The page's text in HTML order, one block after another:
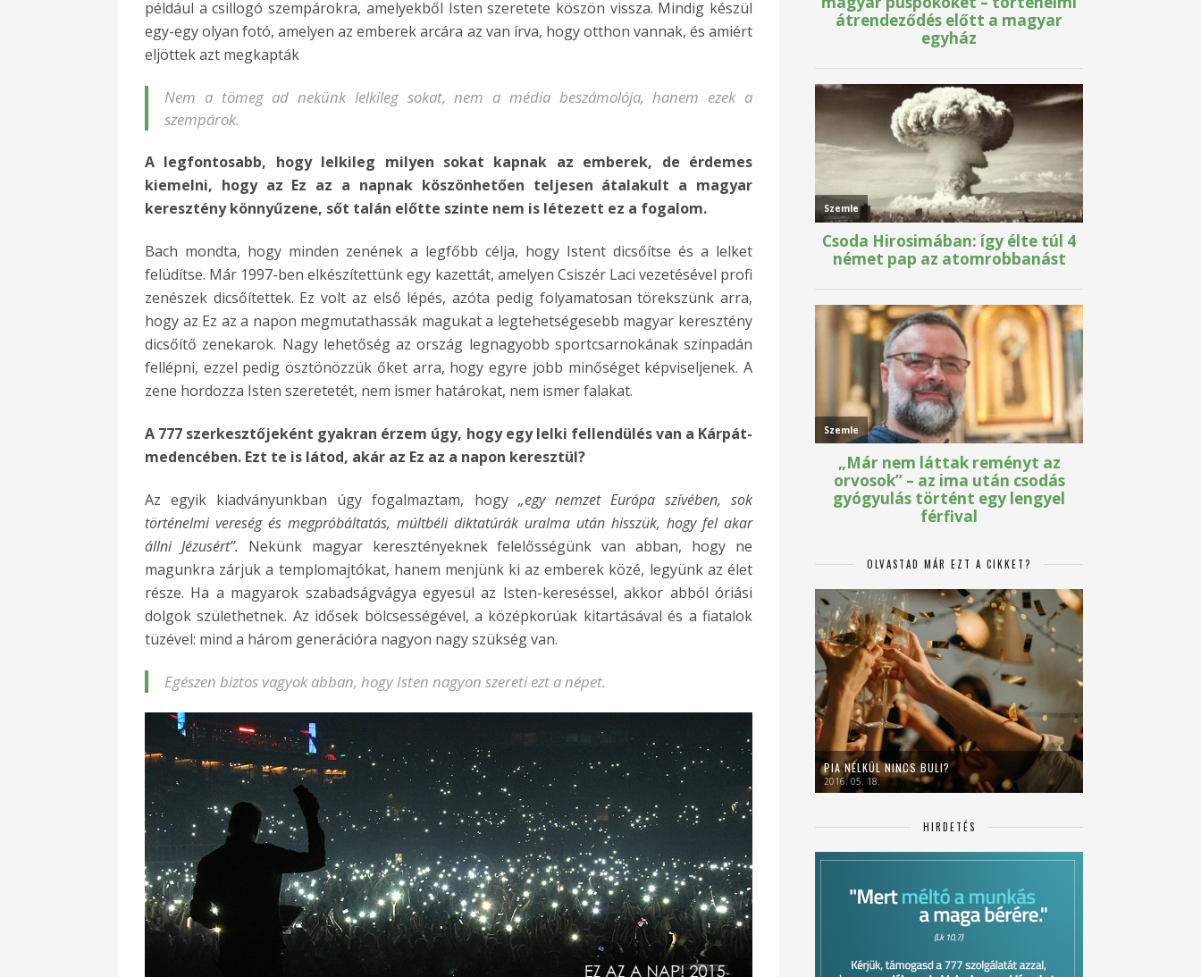
például a csillogó szempárokra, amelyekből Isten szeretete köszön vissza. Mindig készül
egy-egy olyan fotó, amelyen az emberek arcára az van írva, hogy otthon vannak, és amiért
eljöttek azt megkapták
Nem a tömeg ad nekünk lelkileg sokat, nem a média beszámolója, hanem ezek a
szempárok.
A legfontosabb, hogy lelkileg milyen sokat kapnak az emberek, de érdemes
kiemelni, hogy az Ez az a napnak köszönhetően teljesen átalakult a magyar
keresztény könnyűzene, sőt talán előtte szinte nem is létezett ez a fogalom.
Bach mondta, hogy minden zenének a legfőbb célja, hogy Istent dicsőítse és a lelket
felüdítse. Már 1997-ben elkészítettünk egy kazettát, amelyen Csiszér Laci vezetésével profi
zenészek dicsőítettek. Ez volt az első lépés, azóta pedig folyamatosan törekszünk arra,
hogy az Ez az a napon megmutathassák magukat a legtehetségesebb magyar keresztény
dicsőítő zenekarok. Nagy lehetőség az ország legnagyobb sportcsarnokának színpadán
fellépni, ezzel pedig ösztönözzük őket arra, hogy egyre jobb minőséget képviseljenek. A
zene hordozza Isten szeretetét, nem ismer határokat, nem ismer falakat.
A 777 szerkesztőjeként gyakran érzem úgy, hogy egy lelki fellendülés van a Kárpát-
medencében. Ezt te is látod, akár az Ez az a napon keresztül?
Az egyik kiadványunkban úgy fogalmaztam, hogy „egy nemzet Európa szívében, sok
történelmi vereség és megpróbáltatás, múltbéli diktatúrák uralma után hisszük, hogy fel akar
állni Jézusért”. Nekünk magyar keresztényeknek felelősségünk van abban, hogy ne
magunkra zárjuk a templomajtókat, hanem menjünk ki az emberek közé, legyünk az élet
része. Ha a magyarok szabadságvágya egyesül az Isten-kereséssel, akkor abból óriási
dolgok születhetnek. Az idősek bölcsességével, a középkorúak kitartásával és a fiatalok
tüzével: mind a három generációra nagyon nagy szükség van.
Egészen biztos vagyok abban, hogy Isten nagyon szereti ezt a népet.
OLVASTAD MÁR EZT A CIKKET?
PIA NÉLKÜL NINCS BULI?
2016. 05. 18.
HIRDETÉS